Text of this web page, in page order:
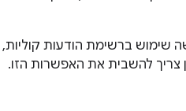
שימוש ברשימת הודעות קוליות,
צריך להשבית את האפשרות הזו.